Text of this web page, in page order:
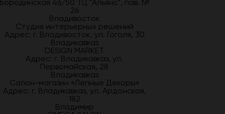
46/50 ТЦ "Альянс", пав. №
26
Владивосток
Студия интерьерных решений
Адрес: г. Владивосток, ул. Гоголя, 30
Владикавказ
DESIGN MARKET
Адрес: г. Владикавказ, ул.
Первомайская, 28
Владикавказ
Салон-магазин «Лепные Декоры»
Адрес: г. Владикавказ, ул. Ардонская,
182
Владимир